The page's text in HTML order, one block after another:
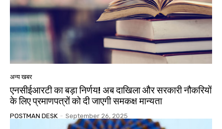
अन्य खबर
एनसीईआरटी का बड़ा निर्णय! अब दाखिला और सरकारी नौकरियों
के लिए प्रमाणपत्रों को दी जाएगी समकक्ष मान्यता
POSTMAN DESK - September 26, 2025